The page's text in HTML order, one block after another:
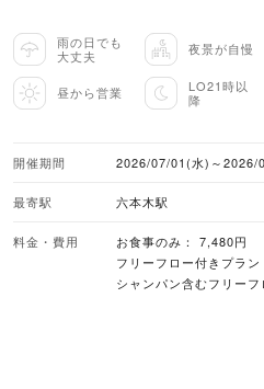
発祥の漁師料理ブイヤベース、ポーチド
添えた夏野菜をたっぷり使ったラタトゥ
肉を煮込んだチキンプロヴァンサルなど
か、スパイスをまとわせたビーフ、プロ
ます。ビュッフェステーションには、ポ
ソワーズなど、夏の南仏の食卓を彩る冷
で南仏の郷土料理をアレンジしたメニューの数々
たスポンジでみずみずしいフレッシュピ
や、レモンの酸味がさわやかなカスター
ムをサクッとしたシュー生地に重ねたパ
雨の日でも
大丈夫
夜景が自慢
昼から営業
LO21時以
降
開催期間 2026/07/01(水)～2026/
最寄駅 六本木駅
料金・費用
お食事のみ： 7,480円
フリーフロー付きプラ
シャンパン含むフリー